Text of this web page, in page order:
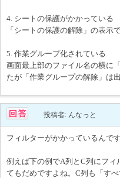
4. シートの保護がかかっている
「シートの保護の解除」の表示
5. 作業グループ化されている
画面最上部のファイル名の横に
たが「作業グループの解除」は
投稿者: んなっと
フィルターがかかっているんで
例えば下の例でA列とC列にフ
てもだめですよね。C列も「すべ